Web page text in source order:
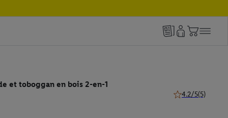
et toboggan en bois 2-en-1
4.2/5(5)